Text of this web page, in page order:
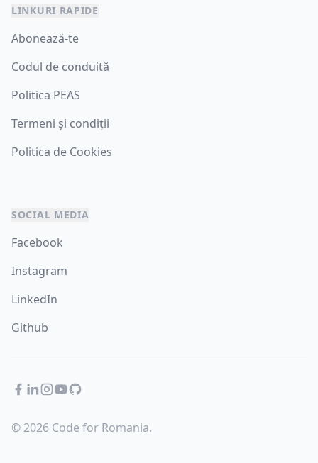
LINKURI RAPIDE
Abonează-te
Codul de conduită
Politica PEAS
Termeni și condiții
Politica de Cookies
SOCIAL MEDIA
Facebook
Instagram
LinkedIn
Github
Facebook
LinkedIn
Instagram
YouTube
GitHub
© 2026 Code for Romania.